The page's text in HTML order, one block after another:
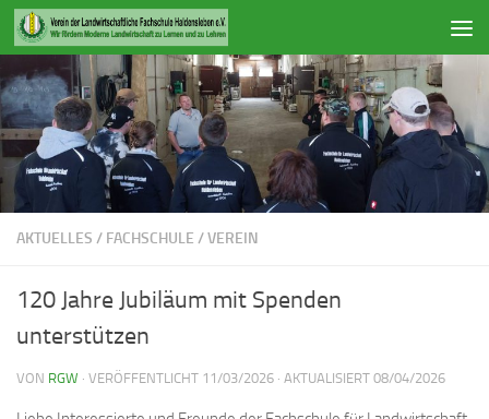
Zum Inhalt springen
AKTUELLES / FACHSCHULE /VEREIN
120 Jahre Jubiläum mit Spenden
unterstützen
VON RGW · VERÖFFENTLICHT 11/03/2026 · AKTUALISIERT 08/04/2026